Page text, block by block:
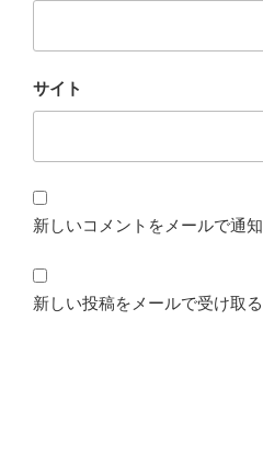
サイト
新しいコメントをメールで通知
新しい投稿をメールで受け取る